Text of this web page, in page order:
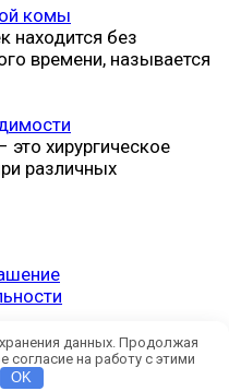
комы
находится без
времени, называется
хирургическое
различных
данных. Продолжая
согласие на работу с этими
OK